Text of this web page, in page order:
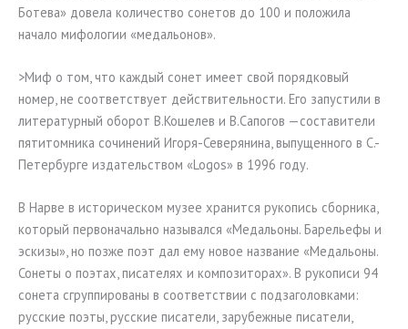
Ботева» довела количество сонетов до 100 и положила
начало мифологии «медальонов».
>Миф о том, что каждый сонет имеет свой порядковый
номер, не соответствует действительности. Его запустили в
литературный оборот В.Кошелев и В.Сапогов —составители
пятитомника сочинений Игоря-Северянина, выпущенного в С.-
Петербурге издательством «Logos» в 1996 году.
В Нарве в историческом музее хранится рукопись сборника,
который первоначально назывался «Медальоны. Барельефы и
эскизы», но позже поэт дал ему новое название «Медальоны.
Сонеты о поэтах, писателях и композиторах». В рукописи 94
сонета сгруппированы в соответствии с подзаголовками:
русские поэты, русские писатели, зарубежные писатели,